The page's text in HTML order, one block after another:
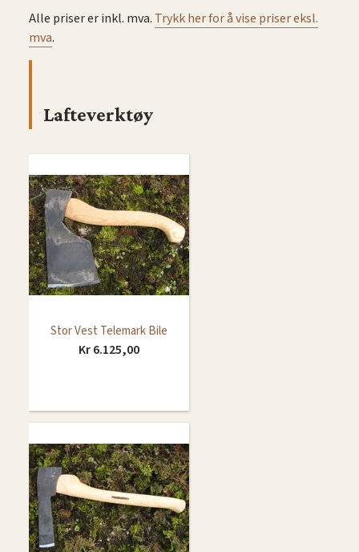
Alle priser er inkl. mva. Trykk her for å vise priser eksl.
mva.
Lafteverktøy
Stor Vest Telemark Bile
Kr 6.125,00